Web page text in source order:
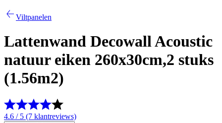
Viltpanelen
Lattenwand Decowall Acoustic
natuur eiken 260x30cm,2 stuks
(1.56m2)
4.6 / 5 (7 klantreviews)